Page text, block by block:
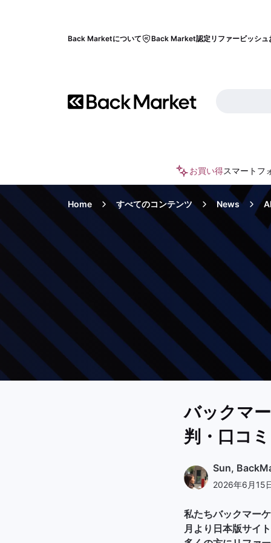
Back Marketについて Back Market認定リファービッシュ
お買い得スマートフ
Home すべてのコンテンツ News
バックマ
判・口コ
Sun,
2026年6月15
私たちバックマー
月より日本版サイ